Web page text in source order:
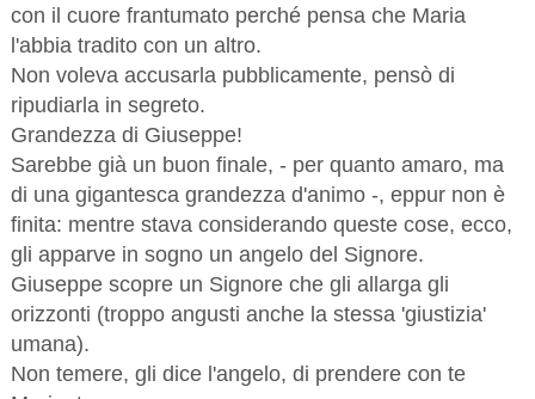
con il cuore frantumato perché pensa che Maria
l'abbia tradito con un altro.
Non voleva accusarla pubblicamente, pensò di
ripudiarla in segreto.
Grandezza di Giuseppe!
Sarebbe già un buon finale, - per quanto amaro, ma
di una gigantesca grandezza d'animo -, eppur non è
finita: mentre stava considerando queste cose, ecco,
gli apparve in sogno un angelo del Signore.
Giuseppe scopre un Signore che gli allarga gli
orizzonti (troppo angusti anche la stessa 'giustizia'
umana).
Non temere, gli dice l'angelo, di prendere con te